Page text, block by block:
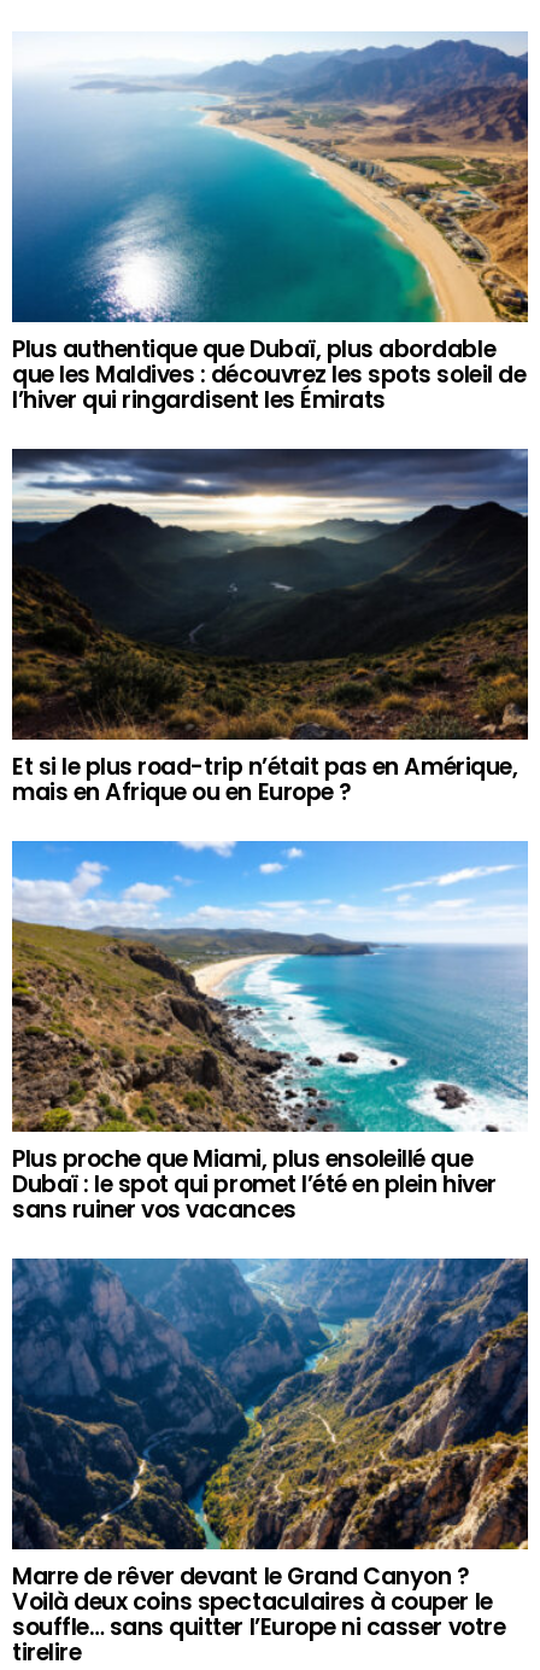
Plus authentique que Dubaï, plus abordable
que les Maldives : découvrez les spots soleil de
l’hiver qui ringardisent les Émirats
Et si le plus road-trip n’était pas en Amérique,
mais en Afrique ou en Europe ?
Plus proche que Miami, plus ensoleillé que
Dubaï : le spot qui promet l’été en plein hiver
sans ruiner vos vacances
Marre de rêver devant le Grand Canyon ?
Voilà deux coins spectaculaires à couper le
souffle… sans quitter l’Europe ni casser votre
tirelire